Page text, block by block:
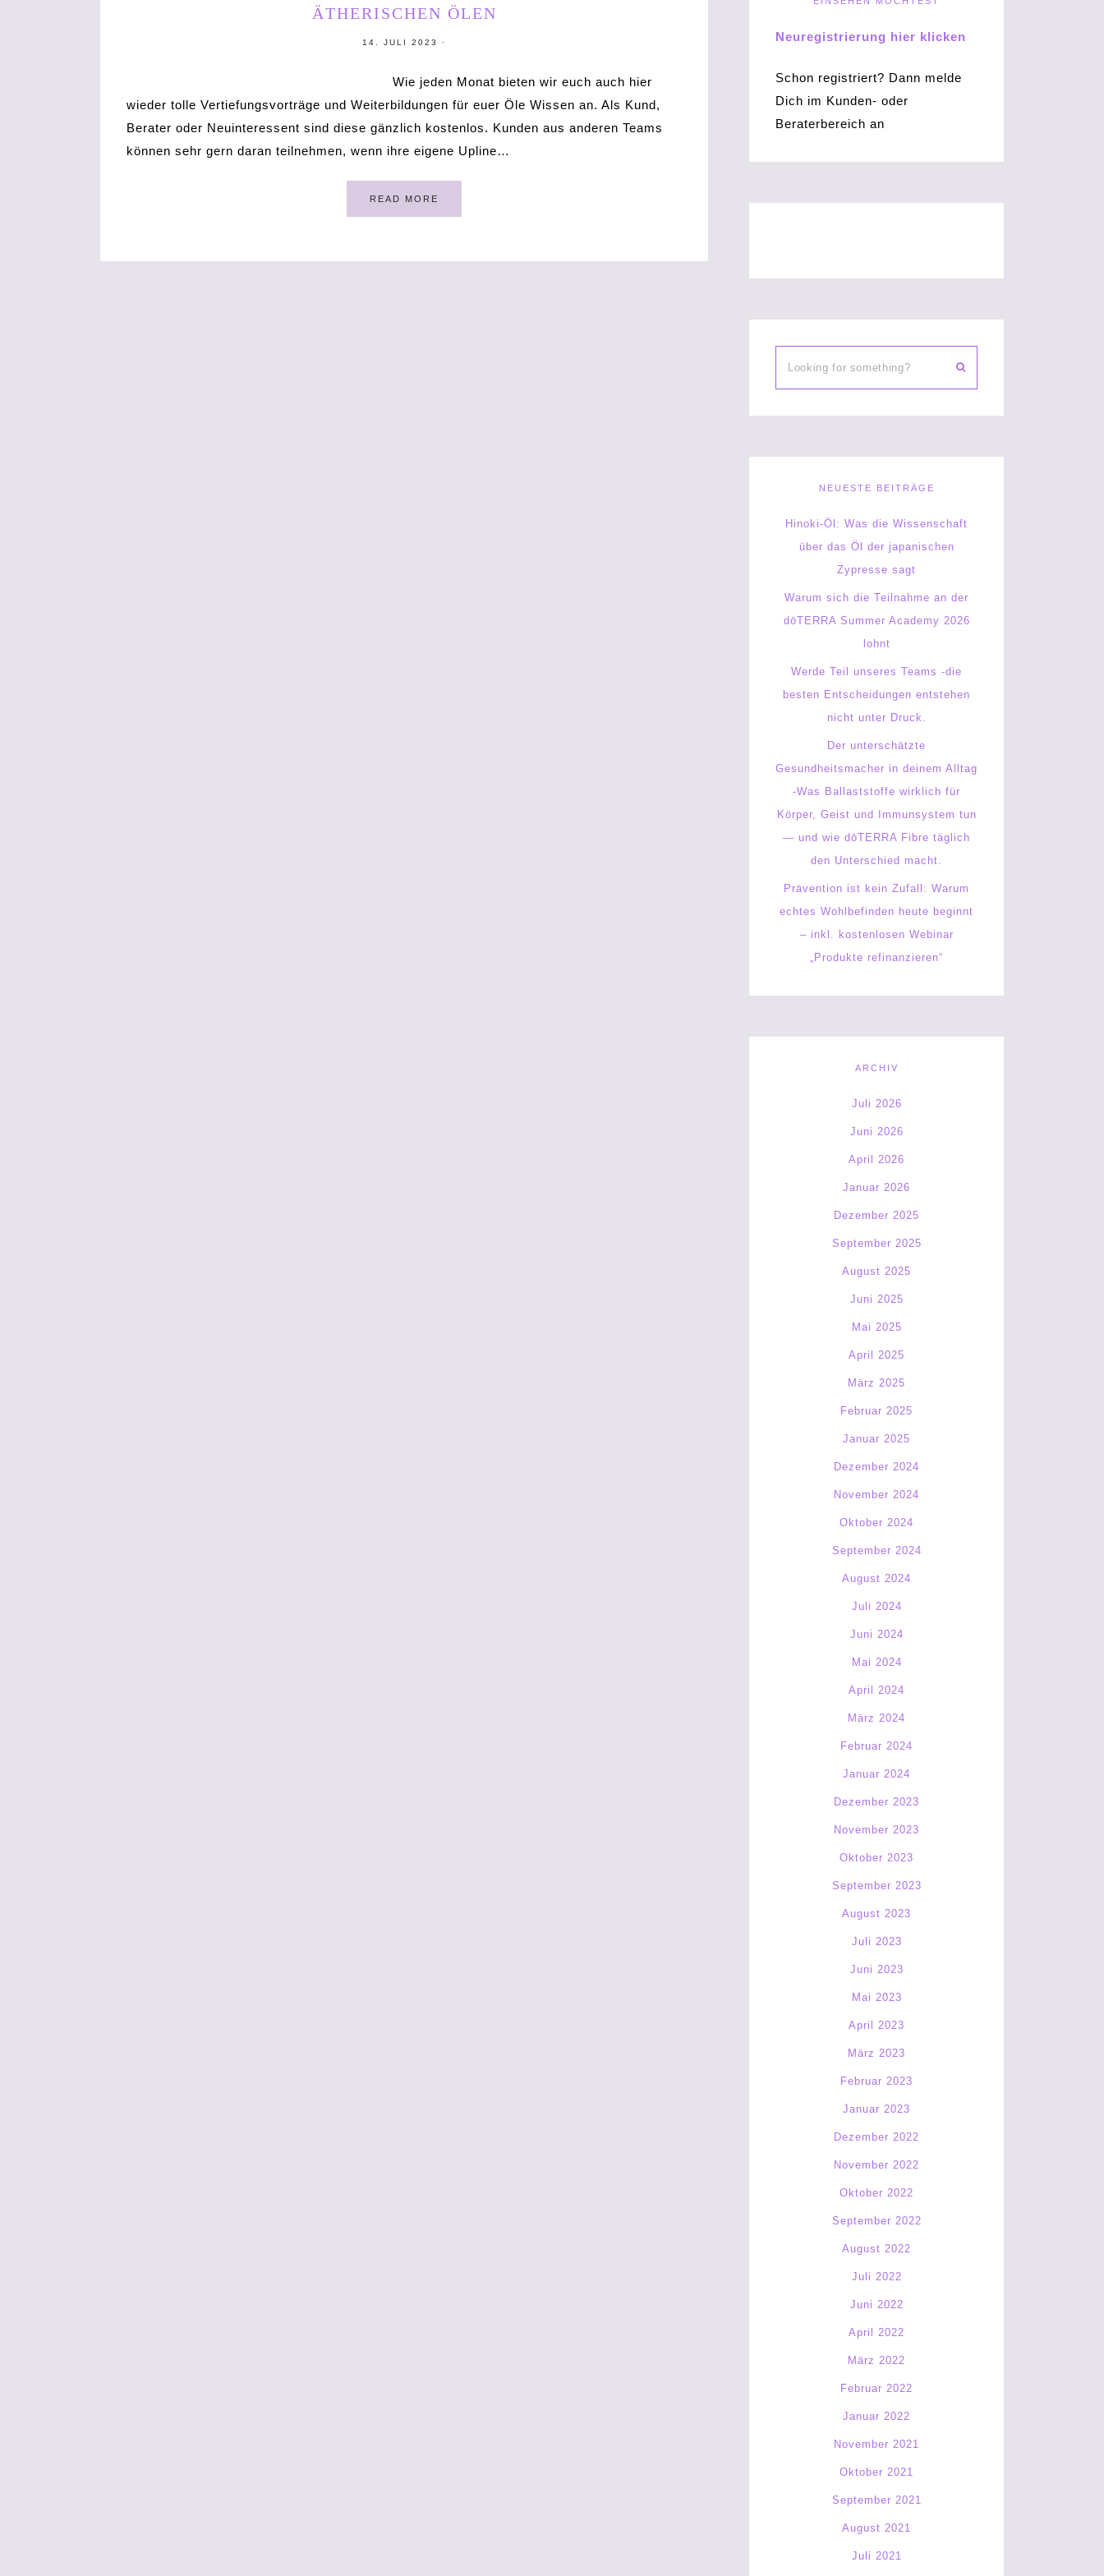
MINUTEÄTHERISCHEN ÖLEN
14. JULI 2023 ·
Wie jeden Monat bieten wir euch auch hier
wieder tolle Vertiefungsvorträge und Weiterbildungen für euer Öle Wissen an. Als Kund,
Berater oder Neuinteressent sind diese gänzlich kostenlos. Kunden aus anderen Teams
können sehr gern daran teilnehmen, wenn ihre eigene Upline…
READ MORE
Neuregistrierung hier klicken
Schon registriert? Dann melde
Dich im Kunden- oder
Beraterbereich an
NEUESTE BEITRÄGE
Hinoki-Öl: Was die Wissenschaft
über das Öl der japanischen
Zypresse sagt
Warum sich die Teilnahme an der
dōTERRA Summer Academy 2026
lohnt
Werde Teil unseres Teams -die
besten Entscheidungen entstehen
nicht unter Druck.
Der unterschätzte
Gesundheitsmacher in deinem Alltag
-Was Ballaststoffe wirklich für
Körper, Geist und Immunsystem tun
— und wie dōTERRA Fibre täglich
den Unterschied macht.
Prävention ist kein Zufall: Warum
echtes Wohlbefinden heute beginnt
– inkl. kostenlosen Webinar
„Produkte refinanzieren“
ARCHIV
Juli 2026
Juni 2026
April 2026
Januar 2026
Dezember 2025
September 2025
August 2025
Juni 2025
Mai 2025
April 2025
März 2025
Februar 2025
Januar 2025
Dezember 2024
November 2024
Oktober 2024
September 2024
August 2024
Juli 2024
Juni 2024
Mai 2024
April 2024
März 2024
Februar 2024
Januar 2024
Dezember 2023
November 2023
Oktober 2023
September 2023
August 2023
Juli 2023
Juni 2023
Mai 2023
April 2023
März 2023
Februar 2023
Januar 2023
Dezember 2022
November 2022
Oktober 2022
September 2022
August 2022
Juli 2022
Juni 2022
April 2022
März 2022
Februar 2022
Januar 2022
November 2021
Oktober 2021
September 2021
August 2021
Juli 2021